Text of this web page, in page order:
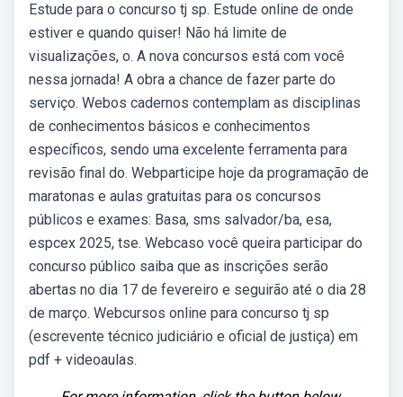
Estude para o concurso tj sp. Estude online de onde
estiver e quando quiser! Não há limite de
visualizações, o. A nova concursos está com você
nessa jornada! A obra a chance de fazer parte do
serviço. Webos cadernos contemplam as disciplinas
de conhecimentos básicos e conhecimentos
específicos, sendo uma excelente ferramenta para
revisão final do. Webparticipe hoje da programação de
maratonas e aulas gratuitas para os concursos
públicos e exames: Basa, sms salvador/ba, esa,
espcex 2025, tse. Webcaso você queira participar do
concurso público saiba que as inscrições serão
abertas no dia 17 de fevereiro e seguirão até o dia 28
de março. Webcursos online para concurso tj sp
(escrevente técnico judiciário e oficial de justiça) em
pdf + videoaulas.